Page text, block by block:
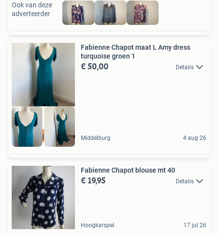
Ook van deze
adverteerder
Amy jurk L
Fabienne Chapot maat L Amy dress
turquoise groen 1
€ 50,00 Details
Middelburg 4 aug 26
Fabienne Chapot blouse mt 40
€ 19,95 Details
Hoogkarspel 17 jul 26